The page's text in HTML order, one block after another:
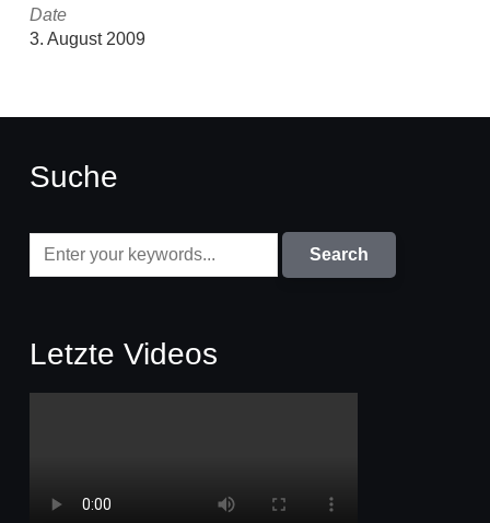
Date
3. August 2009
Suche
Letzte Videos